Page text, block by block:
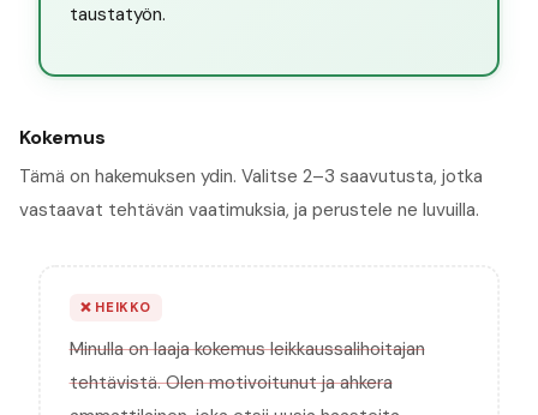
taustatyön.
Kokemus
Tämä on hakemuksen ydin. Valitse 2–3 saavutusta, jotka
vastaavat tehtävän vaatimuksia, ja perustele ne luvuilla.
❌HEIKKO
Minulla on laaja kokemus leikkaussalihoitajan
tehtävistä. Olen motivoitunut ja ahkera